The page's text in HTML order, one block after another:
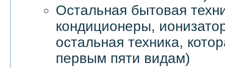
Остальная бытовая
кондиционеры,
остальная техника,
первым пяти видам)